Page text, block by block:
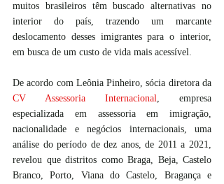
muitos brasileiros têm buscado alternativas no
interior do país, trazendo um marcante
deslocamento desses imigrantes para o interior,
em busca de um custo de vida mais acessível.
CV Assessoria Internacional, empresa
especializada em assessoria em imigração,
nacionalidade e negócios internacionais, uma
análise do período de dez anos, de 2011 a 2021,
revelou que distritos como Braga, Beja, Castelo
Branco, Porto, Viana do Castelo, Bragança e